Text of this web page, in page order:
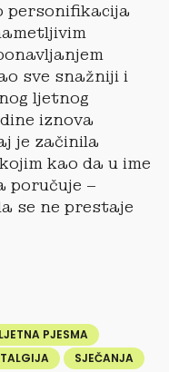
personifikacija
sve snažniji i
ljetnog
iznova
je začinila
kao da u ime
poručuje –
se ne prestaje
LJETNA PJESMA
SJEČANJA